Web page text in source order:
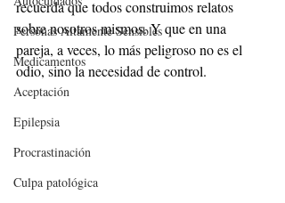
Personas Altamente Sensibles
Medicamentos
Aceptación
Epilepsia
Procrastinación
Culpa patológica
recuerda que todos construimos relatos
sobre nosotros mismos. Y que en una
pareja, a veces, lo más peligroso no es el
odio, sino la necesidad de control.